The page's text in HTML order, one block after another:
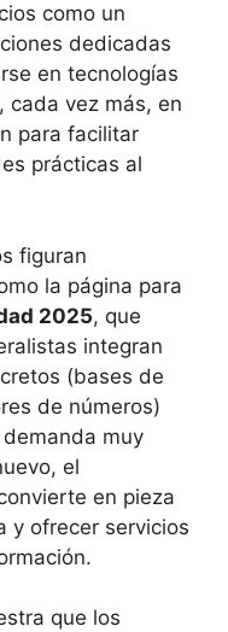
como un
dedicadas
en tecnologías
cada vez más, en
para facilitar
prácticas al
figuran
la página para
2025, que
integran
(bases de
de números)
muy
el
en pieza
y ofrecer servicios
que los